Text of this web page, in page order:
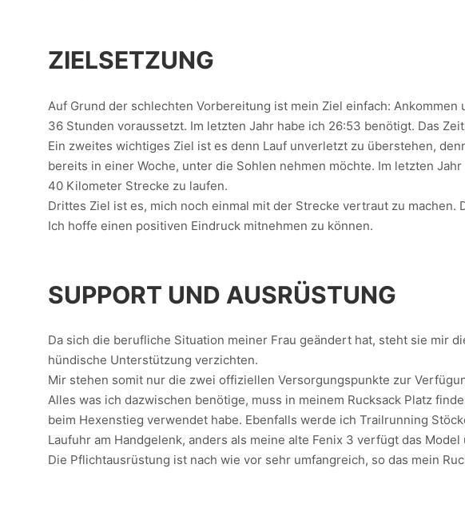
ZIELSETZUNG
Auf Grund der schlechten Vorbereitung ist mein Ziel einfach:
36 Stunden voraussetzt. Im letzten Jahr habe ich 26:53 benötigt. Das
Ein zweites wichtiges Ziel ist es denn Lauf unverletzt zu überstehen,
bereits in einer Woche, unter die Sohlen nehmen möchte. Im letzten
40 Kilometer Strecke zu laufen.
Drittes Ziel ist es, mich noch einmal mit der Strecke vertraut zu
Ich hoffe einen positiven Eindruck mitnehmen zu können.
SUPPORT UND AUSRÜSTUNG
Da sich die berufliche Situation meiner Frau geändert hat, steht sie mir
hündische Unterstützung verzichten.
Mir stehen somit nur die zwei offiziellen Versorgungspunkte zur
Alles was ich dazwischen benötige, muss in meinem Rucksack Platz
beim Hexenstieg verwendet habe. Ebenfalls werde ich Trailrunning
Laufuhr am Handgelenk, anders als meine alte Fenix 3 verfügt das
Die Pflichtausrüstung ist nach wie vor sehr umfangreich, so das mein